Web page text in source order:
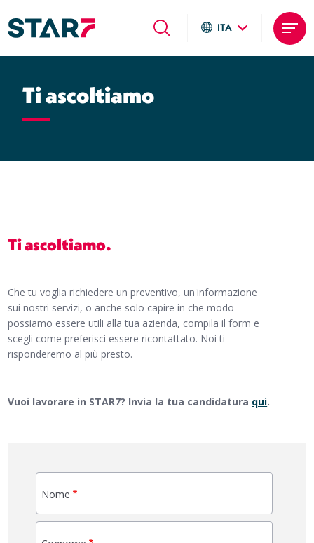
contenuto
ITA
United States
Ti ascoltiamo
Ti ascoltiamo.
Che tu voglia richiedere un preventivo, un'informazione
sui nostri servizi, o anche solo capire in che modo
possiamo essere utili alla tua azienda, compila il form e
scegli come preferisci essere ricontattato. Noi ti
risponderemo al più presto.
Vuoi lavorare in STAR7? Invia la tua candidatura qui.
Nome